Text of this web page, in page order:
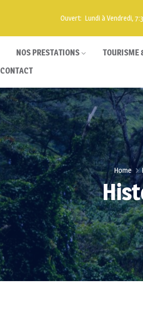
Ouvert: Lundi à Vendredi,
NOS PRESTATIONS TOURISME
CONTACT
Home